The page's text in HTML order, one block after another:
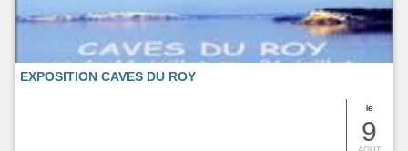
le
9
EXPOSITION CAVES DU ROY